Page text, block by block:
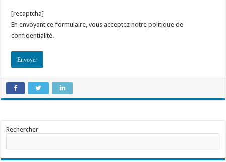
[recaptcha]
En envoyant ce formulaire, vous acceptez notre politique de
confidentialité.
Rechercher